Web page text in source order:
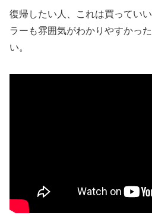
復帰したい人、これは買ってい
ラーも雰囲気がわかりやすかっ
い。